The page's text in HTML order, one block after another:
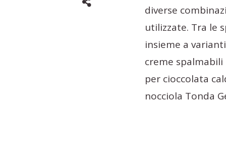
diverse
utilizzate. Tra le
insieme a
creme
per cioccolata
nocciola Tonda